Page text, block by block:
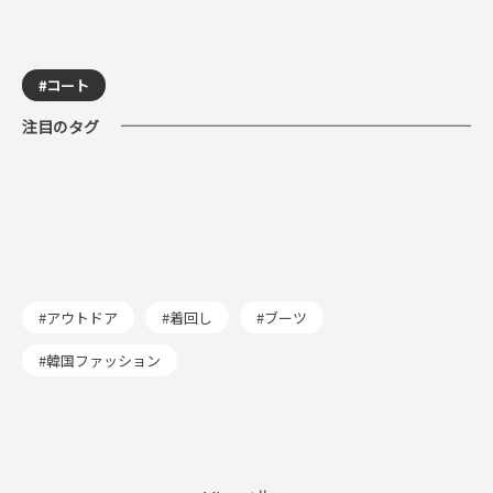
コート
注目のタグ
アウトドア 着回し ブーツ
韓国ファッション